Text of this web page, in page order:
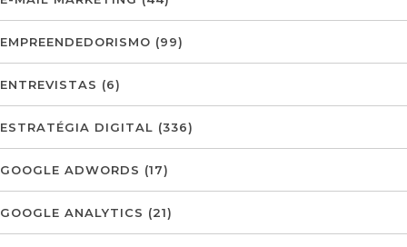
EMPREENDEDORISMO (99)
ENTREVISTAS (6)
ESTRATÉGIA DIGITAL (336)
GOOGLE ADWORDS (17)
GOOGLE ANALYTICS (21)